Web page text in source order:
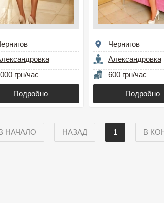
грн/час
Подробно
Чернигов
Александровка
600 грн/час
Подробно
НАЧАЛО НАЗАД 1 В